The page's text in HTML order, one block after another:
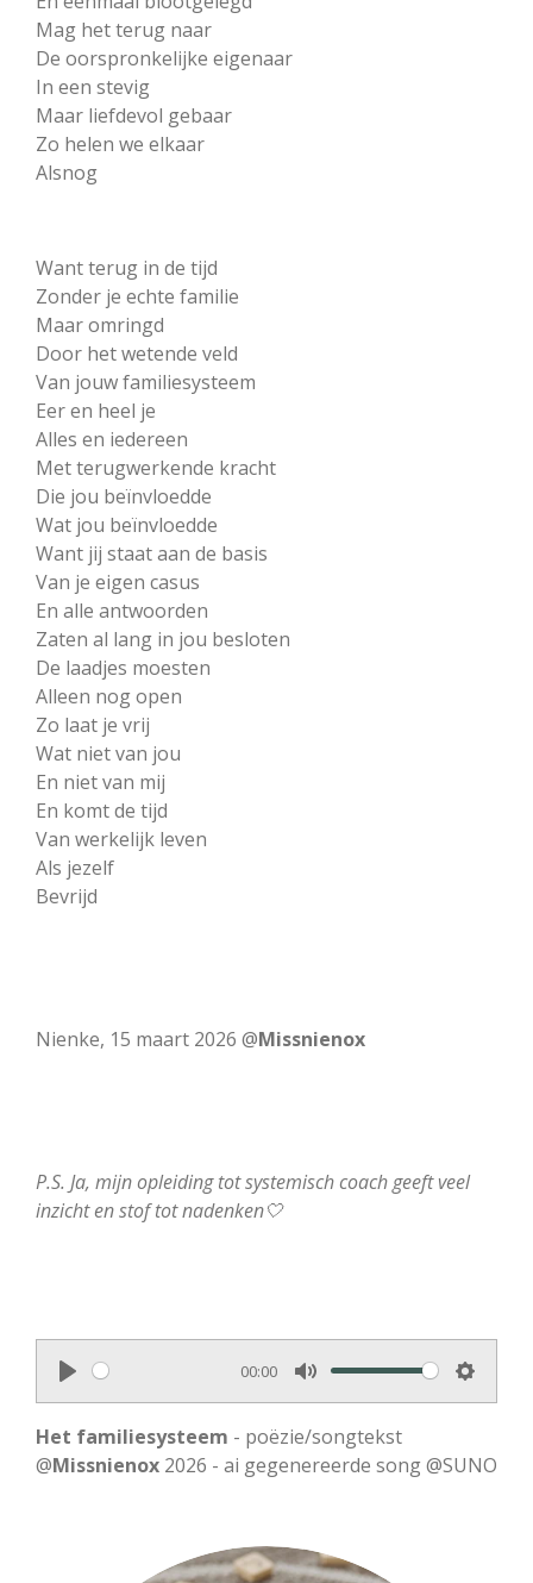
Mag het terug naar
De oorspronkelijke eigenaar
In een stevig
Maar liefdevol gebaar
Zo helen we elkaar
Alsnog
Want terug in de tijd
Zonder je echte familie
Maar omringd
Door het wetende veld
Van jouw familiesysteem
Eer en heel je
Alles en iedereen
Met terugwerkende kracht
Die jou beïnvloedde
Wat jou beïnvloedde
Want jij staat aan de basis
Van je eigen casus
En alle antwoorden
Zaten al lang in jou besloten
De laadjes moesten
Alleen nog open
Zo laat je vrij
Wat niet van jou
En niet van mij
En komt de tijd
Van werkelijk leven
Als jezelf
Bevrijd
Nienke, 15 maart 2026 @Missnienox
P.S. Ja, mijn opleiding tot systemisch coach geeft veel
inzicht en stof tot nadenken🤍
P
l
a
00:00
M
u
t
S
t
Het familiesysteem - poëzie/songtekst
@Missnienox 2026 - ai gegenereerde song @SUNO